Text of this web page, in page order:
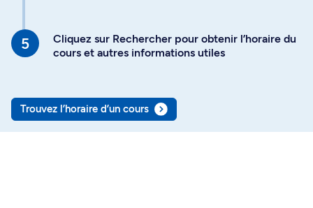
Cliquez sur Rechercher pour obtenir l’horaire du
cours et autres informations utiles
Trouvez l’horaire d’un cours